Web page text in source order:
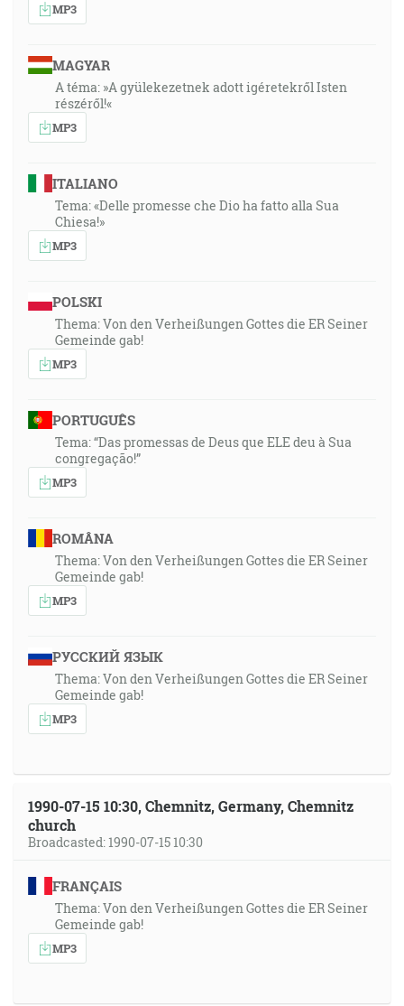
MP3
MAGYAR
A téma: »A gyülekezetnek adott igéretekről Isten
részéről!«
MP3
ITALIANO
Tema: «Delle promesse che Dio ha fatto alla Sua
Chiesa!»
MP3
POLSKI
Thema: Von den Verheißungen Gottes die ER Seiner
Gemeinde gab!
MP3
PORTUGUÊS
Tema: “Das promessas de Deus que ELE deu à Sua
congregação!”
MP3
ROMÂNA
Thema: Von den Verheißungen Gottes die ER Seiner
Gemeinde gab!
MP3
РУССКИЙ ЯЗЫК
Thema: Von den Verheißungen Gottes die ER Seiner
Gemeinde gab!
MP3
1990-07-15 10:30, Chemnitz, Germany, Chemnitz
church
Broadcasted: 1990-07-15 10:30
FRANÇAIS
Thema: Von den Verheißungen Gottes die ER Seiner
Gemeinde gab!
MP3